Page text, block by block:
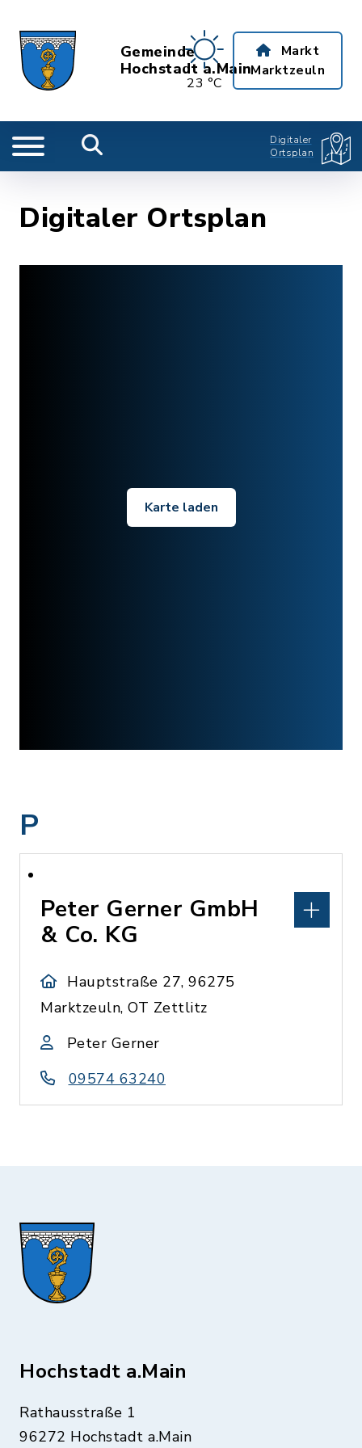
Gemeinde
Hochstadt a.Main
23 °C
Markt
Marktzeuln
Digitaler
Ortsplan
Digitaler Ortsplan
Karte laden
P
Peter Gerner GmbH
& Co. KG
Hauptstraße 27, 96275
Marktzeuln, OT Zettlitz
Peter Gerner
09574 63240
Hochstadt a.Main
Rathausstraße 1
96272 Hochstadt a.Main